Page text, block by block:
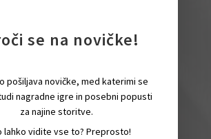
PONUDBA
KONTAKT
se na novičke!
pošiljava novičke, med katerimi se
nagradne igre in posebni popusti
za najine storitve.
lahko vidite vse to? Preprosto!